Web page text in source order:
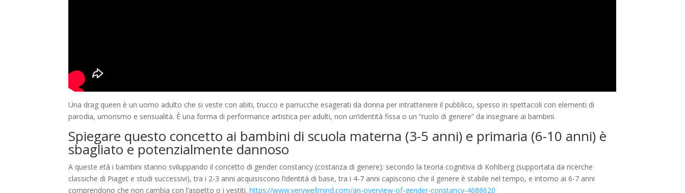
Una drag queen è un uomo adulto che si veste con abiti, trucco e parrucche esagerati da donna per intrattenere il pubblico, spesso in spettacoli con elementi di
parodia, umorismo e sensualità. È una forma di performance artistica per adulti, non un’identità fissa o un “ruolo di genere” da insegnare ai bambini.
Spiegare questo concetto ai bambini di scuola materna (3-5 anni) e primaria (6-10 anni) è
sbagliato e potenzialmente dannoso
A queste età i bambini stanno sviluppando il concetto di gender constancy (costanza di genere): secondo la teoria cognitiva di Kohlberg (supportata da ricerche
classiche di Piaget e studi successivi), tra i 2-3 anni acquisiscono l’identità di base, tra i 4-7 anni capiscono che il genere è stabile nel tempo, e intorno ai 6-7 anni
comprendono che non cambia con l’aspetto o i vestiti. https://www.verywellmind.com/an-overview-of-gender-constancy-4688620